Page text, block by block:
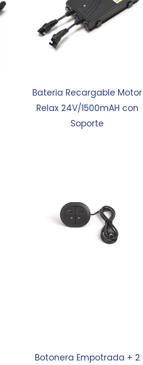
Bateria Recargable Motor
Relax 24V/1500mAH con
Soporte
Botonera Empotrada + 2